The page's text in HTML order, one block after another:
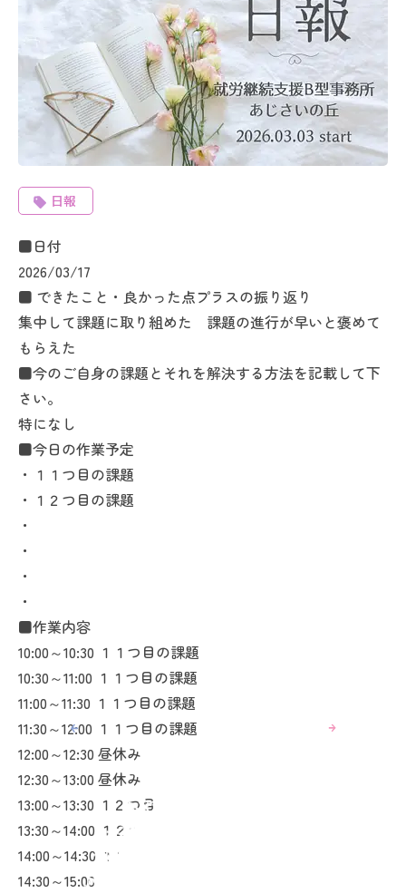
日報
■日付
2026/03/17
■ できたこと・良かった点プラスの振り返り
集中して課題に取り組めた 課題の進行が早いと褒めて
もらえた
■今のご自身の課題とそれを解決する方法を記載して下
さい。
特になし
■今日の作業予定
・１１つ目の課題
・１２つ目の課題
・
・
・
・
■作業内容
10:00～10:30 １１つ目の課題
10:30～11:00 １１つ目の課題
11:00～11:30 １１つ目の課題
11:30～12:00 １１つ目の課題
12:00～12:30 昼休み
12:30～13:00 昼休み
13:00～13:30 １２つ目の課題
13:30～14:00 １２つ目の課題
14:00～14:30 １２つ目の課題
14:30～15:00 zoom面談・日報